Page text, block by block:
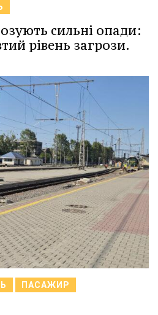
сильні опади:
рівень загрози.
ПАСАЖИР